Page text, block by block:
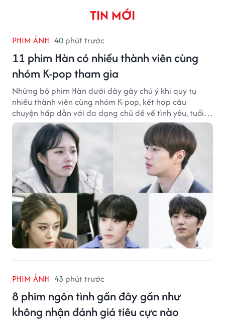
TIN MỚI
PHIM ẢNH 40 phút trước
11 phim Hàn có nhiều thành viên cùng
nhóm K-pop tham gia
Những bộ phim Hàn dưới đây gây chú ý khi quy tụ
nhiều thành viên cùng nhóm K-pop, kết hợp câu
chuyện hấp dẫn với đa dạng chủ đề về tình yêu, tuổi
trẻ và ước mơ.
PHIM ẢNH 43 phút trước
8 phim ngôn tình gần đây gần như
không nhận đánh giá tiêu cực nào